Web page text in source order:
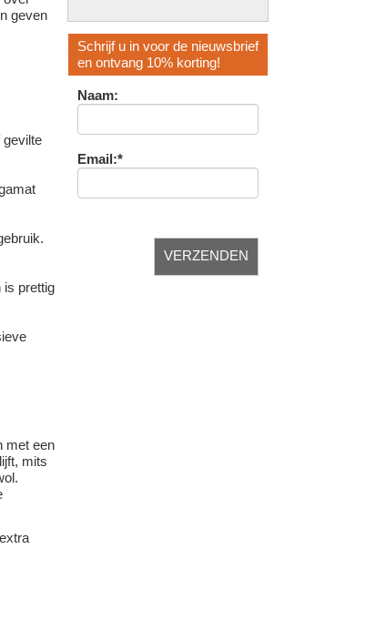
geven
gevilte
is prettig
met een
mits
Schrijf u in voor de nieuwsbrief
en ontvang 10% korting!
Naam:
Email:*